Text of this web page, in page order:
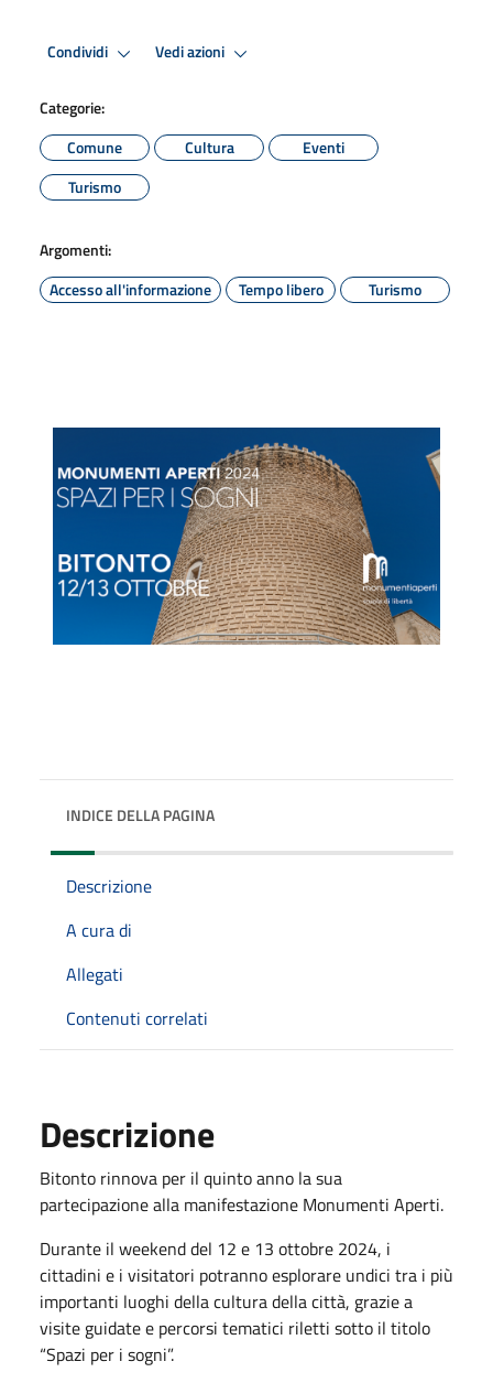
Condividi Vedi azioni
Categorie:
Comune
Cultura
Eventi
Turismo
Argomenti:
Accesso all'informazione
Tempo libero Turismo
INDICE DELLA PAGINA
Descrizione
A cura di
Allegati
Contenuti correlati
Descrizione
Bitonto rinnova per il quinto anno la sua
partecipazione alla manifestazione Monumenti Aperti.
Durante il weekend del 12 e 13 ottobre 2024, i
cittadini e i visitatori potranno esplorare undici tra i più
importanti luoghi della cultura della città, grazie a
visite guidate e percorsi tematici riletti sotto il titolo
“Spazi per i sogni”.